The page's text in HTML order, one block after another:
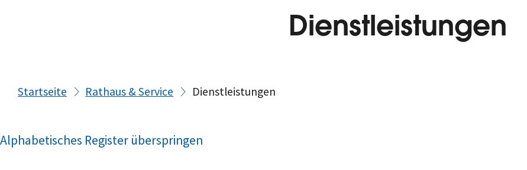
Dienstleistungen
Startseite Rathaus & Service Dienstleistungen
Alphabetisches Register überspringen